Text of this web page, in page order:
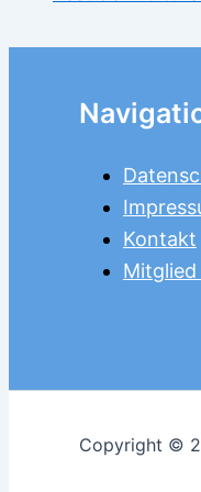
Kontakt
Copyright ©